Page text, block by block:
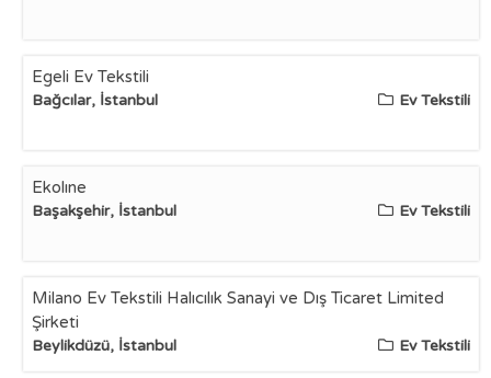
Egeli Ev Tekstili
Bağcılar, İstanbul Ev Tekstili
Ekolıne
Başakşehir, İstanbul Ev Tekstili
Milano Ev Tekstili Halıcılık Sanayi ve Dış Ticaret Limited
Şirketi
Beylikdüzü, İstanbul Ev Tekstili